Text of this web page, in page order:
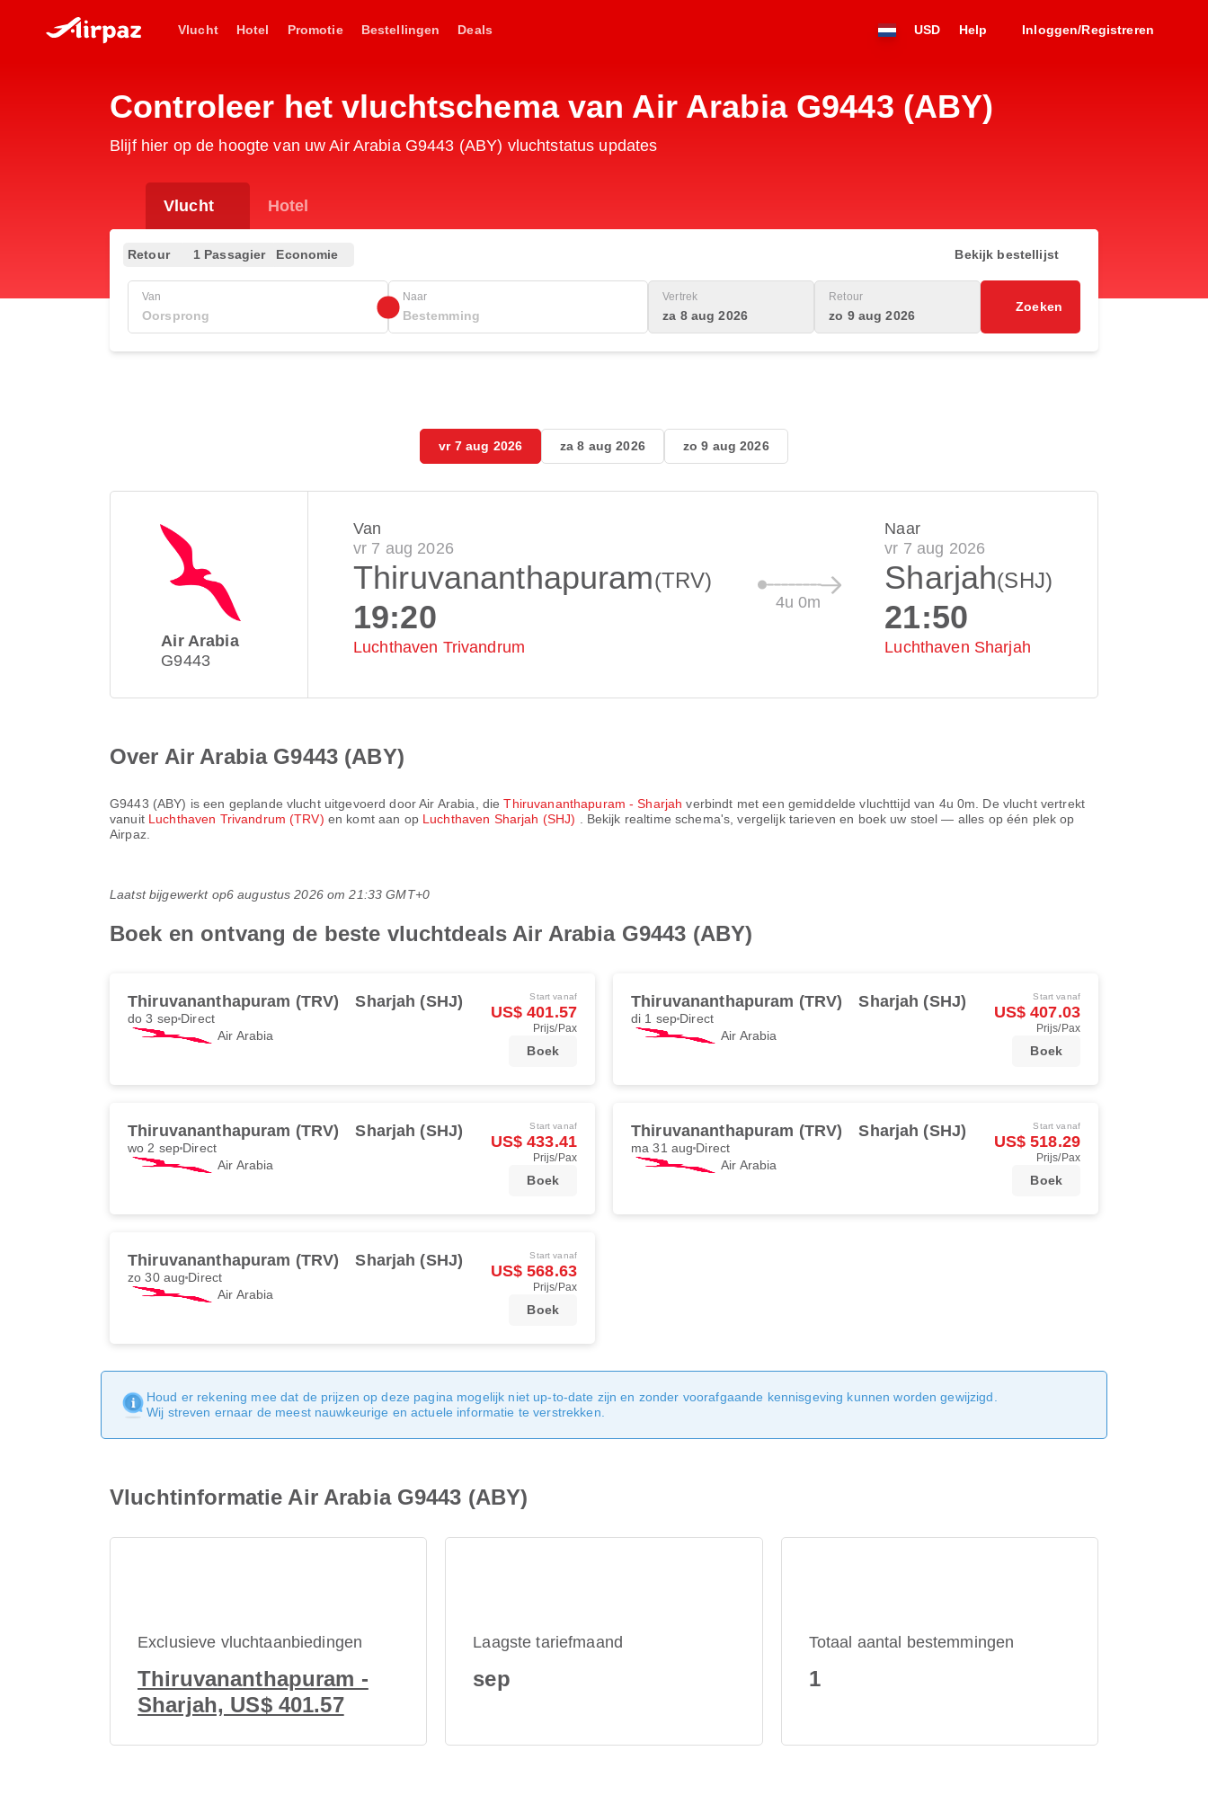
Vlucht Hotel Promotie Bestellingen Deals USD Help Inloggen/Registreren
Controleer het vluchtschema van Air Arabia G9443 (ABY)
Blijf hier op de hoogte van uw Air Arabia G9443 (ABY) vluchtstatus updates
Vlucht Hotel
Retour 1 Passagier Economie Bekijk bestellijst
Van Naar Vertrek
za 8 aug 2026
Retour
zo 9 aug 2026
Zoeken
vr 7 aug 2026 za 8 aug 2026 zo 9 aug 2026
Air Arabia
G9443
Van
vr 7 aug 2026
Thiruvananthapuram(TRV)
19:20
Luchthaven Trivandrum
4u 0m
Naar
vr 7 aug 2026
Sharjah(SHJ)
21:50
Luchthaven Sharjah
Over Air Arabia G9443 (ABY)
G9443 (ABY) is een geplande vlucht uitgevoerd doorAir Arabia , dieThiruvananthapuram - Sharjah verbindt met een gemiddelde vluchttijd van 4u 0m . De vlucht vertrekt
vanuit Luchthaven Trivandrum (TRV) en komt aan op Luchthaven Sharjah (SHJ)
. Bekijk realtime schema's, vergelijk tarieven en boek uw stoel — alles op één plek op
Airpaz.
Laatst bijgewerkt op6 augustus 2026 om 21:33 GMT+0
Boek en ontvang de beste vluchtdeals Air Arabia G9443 (ABY)
Thiruvananthapuram (TRV) Sharjah (SHJ)
do 3 sep Direct
Air Arabia
Start vanaf
US$ 401.57
Prijs/Pax
Boek
Thiruvananthapuram (TRV) Sharjah (SHJ)
di 1 sep Direct
Air Arabia
Start vanaf
US$ 407.03
Prijs/Pax
Boek
Thiruvananthapuram (TRV) Sharjah (SHJ)
wo 2 sep Direct
Air Arabia
Start vanaf
US$ 433.41
Prijs/Pax
Boek
Thiruvananthapuram (TRV) Sharjah (SHJ)
ma 31 aug Direct
Air Arabia
Start vanaf
US$ 518.29
Prijs/Pax
Boek
Thiruvananthapuram (TRV) Sharjah (SHJ)
zo 30 aug Direct
Air Arabia
Start vanaf
US$ 568.63
Prijs/Pax
Boek
Houd er rekening mee dat de prijzen op deze pagina mogelijk niet up-to-date zijn en zonder voorafgaande kennisgeving kunnen worden gewijzigd.
Wij streven ernaar de meest nauwkeurige en actuele informatie te verstrekken.
Vluchtinformatie Air Arabia G9443 (ABY)
Exclusieve vluchtaanbiedingen
Thiruvananthapuram -
Sharjah, US$ 401.57
Laagste tariefmaand
sep
Totaal aantal bestemmingen
1